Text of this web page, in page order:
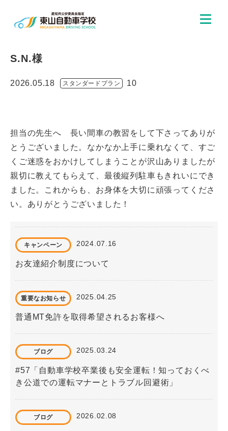
S.N.様
2026.05.18 スタンダードプラン 10
担当の先生へ 長い間車の教習をして下さってありが
とうございました。なかなか上手に乗れなくて、すご
くご迷惑をおかけしてしまうことが沢山ありましたが
親切に教えてもらえて、最後縦列駐車もきれいにでき
ました。これからも、お身体を大切に頑張ってくださ
い。ありがとうございました！
キャンペーン 2024.07.16
お友達紹介制度について
重要なお知らせ 2025.04.25
普通MT免許を取得希望されるお客様へ
ブログ 2025.03.24
#57「自動車学校卒業後も安全運転！知っておくべ
き公道での運転マナーとトラブル回避術」
ブログ 2026.02.08